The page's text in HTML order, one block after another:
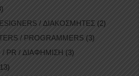
/ ΔΙΑΚΟΣΜΗΤΕΣ (2)
/ PROGRAMMERS (3)
/ PR / ΔΙΑΦΗΜΙΣΗ (3)